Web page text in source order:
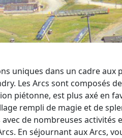
uniques dans un cadre aux
Les Arcs sont composés
piétonne, est plus axé en
rempli de magie et de
de nombreuses activités
En séjournant aux Arcs,